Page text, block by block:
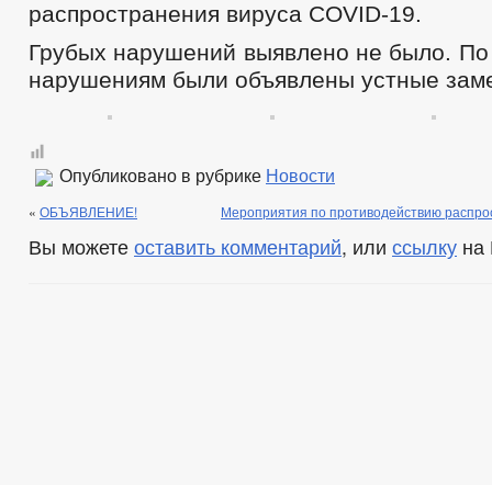
распространения вируса COVID-19.
Грубых нарушений выявлено не было.
нарушениям были объявлены устные
Опубликовано в рубрике Новости
« ОБЪЯВЛЕНИЕ! Мероприятия по противодействию
Вы можете оставить комментарий, или ссылку на